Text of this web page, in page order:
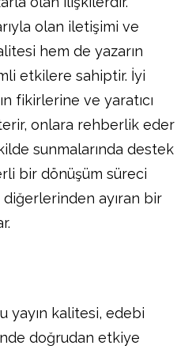
olan iletişimi ve
hem de yazarın
etkilere sahiptir. İyi
fikirlerine ve yaratıcı
onlara rehberlik eder
sunmalarında destek
bir dönüşüm süreci
diğerlerinden ayıran bir
yayın kalitesi, edebi
doğrudan etkiye